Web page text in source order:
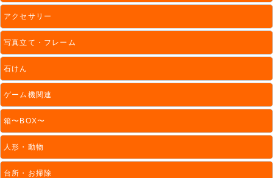
アクセサリー
写真立て・フレーム
石けん
ゲーム機関連
箱〜BOX〜
人形・動物
台所・お掃除